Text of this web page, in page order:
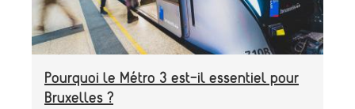
5
coins
de
Pourquoi le Métro 3 est-il essentiel pour
Bruxelles ?